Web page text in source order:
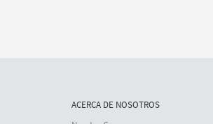
ACERCA DE NOSOTROS